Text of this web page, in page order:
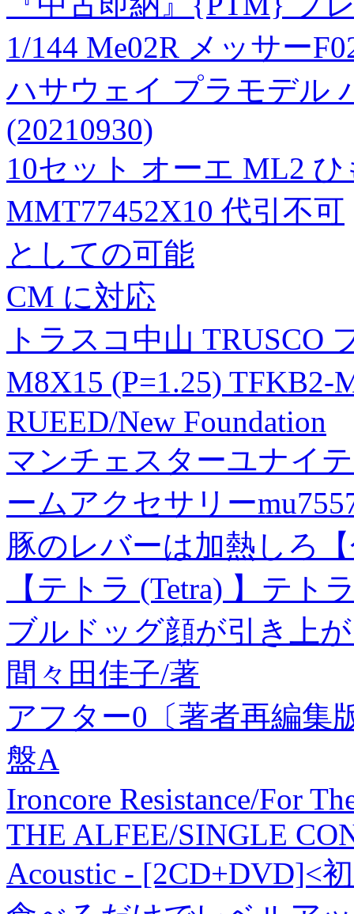
1/144 Me02R メッサー
ハサウェイ プラモデル
(20210930)
10セット オーエ ML2
MMT77452X10 代引不可
としての可能
CM に対応
トラスコ中山 TRUSCO
M8X15 (P=1.25) TFKB2-
RUEED/New Foundation
マンチェスターユナイ
ームアクセサリー
豚のレバーは加熱しろ
【テトラ (Tetra) 】テト
ブルドッグ顔が引き上
間々田佳子/著
アフター0〔著者再編集
盤A
Ironcore Resistance/For
THE ALFEE/SINGLE
Acoustic - [2CD+DVD]<